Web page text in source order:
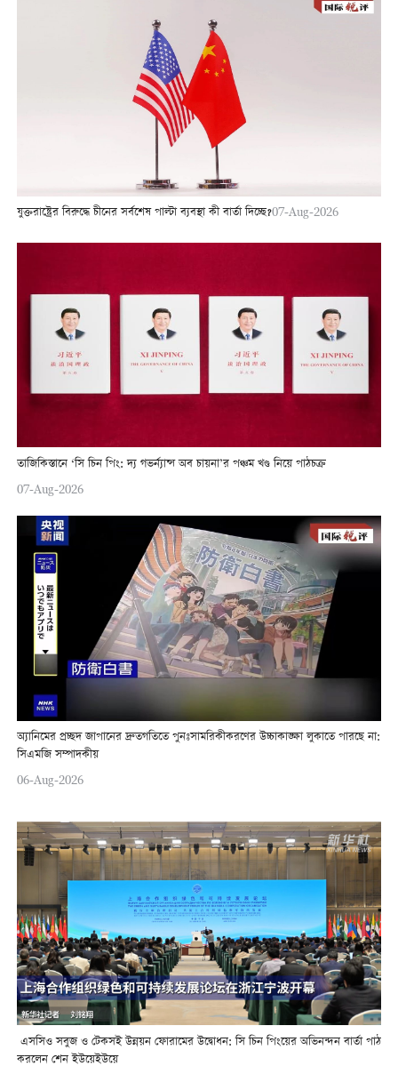
যুক্তরাষ্ট্রের বিরুদ্ধে চীনের সর্বশেষ পাল্টা ব্যবস্থা কী বার্তা দিচ্ছে?07-Aug-2026
তাজিকিস্তানে ‘সি চিন পিং: দ্য গভর্ন্যান্স অব চায়না’র পঞ্চম খণ্ড নিয়ে পাঠচক্র
07-Aug-2026
অ্যানিমের প্রচ্ছদ জাপানের দ্রুতগতিতে পুনঃসামরিকীকরণের উচ্চাকাঙ্ক্ষা লুকাতে পারছে না:
সিএমজি সম্পাদকীয়
06-Aug-2026
এসসিও সবুজ ও টেকসই উন্নয়ন ফোরামের উদ্বোধন: সি চিন পিংয়ের অভিনন্দন বার্তা পাঠ
করলেন শেন ইউয়েইউয়ে